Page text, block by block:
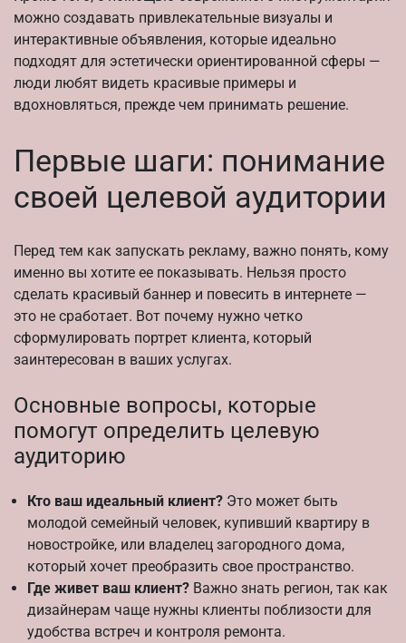
можно создавать привлекательные визуалы и
интерактивные объявления, которые идеально
подходят для эстетически ориентированной сферы —
люди любят видеть красивые примеры и
вдохновляться, прежде чем принимать решение.
Первые шаги: понимание
своей целевой аудитории
Перед тем как запускать рекламу, важно понять, кому
именно вы хотите ее показывать. Нельзя просто
сделать красивый баннер и повесить в интернете —
это не сработает. Вот почему нужно четко
сформулировать портрет клиента, который
заинтересован в ваших услугах.
Основные вопросы, которые
помогут определить целевую
аудиторию
Кто ваш идеальный клиент? Это может быть
молодой семейный человек, купивший квартиру в
новостройке, или владелец загородного дома,
который хочет преобразить свое пространство.
Где живет ваш клиент? Важно знать регион, так как
дизайнерам чаще нужны клиенты поблизости для
удобства встреч и контроля ремонта.